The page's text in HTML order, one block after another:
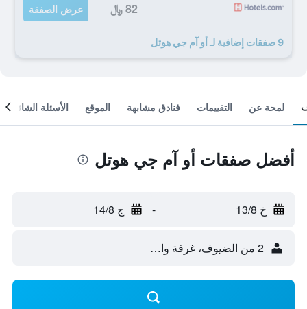
82 ﷼ عرض الصفقة
9 صفقات إضافية لـ أو آم جي هوتل
لمحة عن التقييمات فنادق مشابهة الموقع الأسئلة الشائعة
أفضل صفقات أو آم جي هوتل
خ 13/8 - ج 14/8
2 من الضيوف، غرفة واحدة